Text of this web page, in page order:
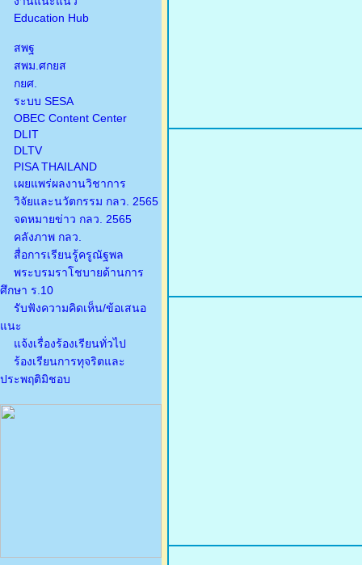
Education Hub
สพฐ
สพม.ศกยส
กยศ.
ระบบ SESA
OBEC Content Center
DLIT
DLTV
PISA THAILAND
เผยแพร่ผลงานวิชาการ
วิจัยและนวัตกรรม กลว. 2565
จดหมายข่าว กลว. 2565
คลังภาพ กลว.
สื่อการเรียนรู้ครูณัฐพล
พระบรมราโชบายด้านการ
ศึกษา ร.10
รับฟังความคิดเห็น/ข้อเสนอ
แนะ
แจ้งเรื่องร้องเรียนทั่วไป
ร้องเรียนการทุจริตและ
ประพฤติมิชอบ